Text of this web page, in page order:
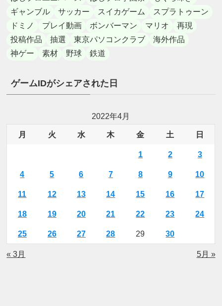
ギャンブル
サッカー スイカゲーム
スプラトゥーン
ドミノ
プレイ動画 ボンバーマン マリオ
再現
投稿作品
抽選 東京パソコンクラブ
海外作品
神ゲー
素材 野球 鉄道
ゲームIDがシェアされた日
2022年4月
月 火 水 木 金 土 日
1 2 3
4 5 6 7 8 9 10
11 12 13 14 15 16 17
18 19 20 21 22 23 24
25 26 27 28 29 30
« 3月 5月 »